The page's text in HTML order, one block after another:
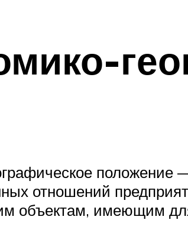
положение
отношений
объектам, имеющим